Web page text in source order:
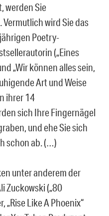
werden Sie
Vermutlich wird Sie das
Poetry-
(„Eines
„Wir können alles sein,
Art und Weise
ihrer 14
sich Ihre Fingernägel
und ehe Sie sich
schon ab. (…)
unter anderem der
Zuckowski („80
„Rise Like A Phoenix“